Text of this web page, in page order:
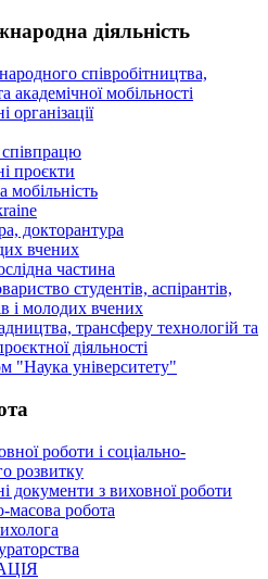
діяльність
співробітництва,
академічної мобільності
організації
проєкти
мобільність
докторантура
вчених
частина
студентів, аспірантів,
і молодих вчених
трансферу технологій та
діяльності
"Наука університету"
роботи і соціально-
розвитку
документи з виховної роботи
робота